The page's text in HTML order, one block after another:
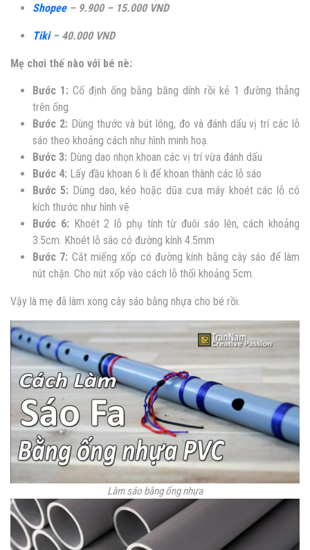
Shopee– 9.900 – 15.000 VND
Tiki– 40.000 VND
Mẹ chơi thế nào với bé nè:
Bước 1:Cố định ống bằng băng dính rồi kẻ 1 đường thẳng
trên ống.
Bước 2: Dùng thước và bút lông, đo và đánh dấu vị trí các lỗ
sáo theo khoảng cách như hình minh hoạ.
Bước 3: Dùng dao nhọn khoan các vị trí vừa đánh dấu
Bước 4: Lấy đầu khoan 6 li để khoan thành các lỗ sáo
Bước 5: Dùng dao, kéo hoặc dũa cưa máy khoét các lỗ có
kích thước như hình vẽ
Bước 6: Khoét 2 lỗ phụ tính từ đuôi sáo lên, cách khoảng
3.5cm. Khoét lỗ sáo có đường kính 4.5mm
Bước 7: Cắt miếng xốp có đường kính bằng cây sáo để làm
nút chặn. Cho nút xốp vào cách lỗ thổi khoảng 5cm.
Vậy là mẹ đã làm xong cây sáo bằng nhựa cho bé rồi.
Làm sáo bằng ống nhựa